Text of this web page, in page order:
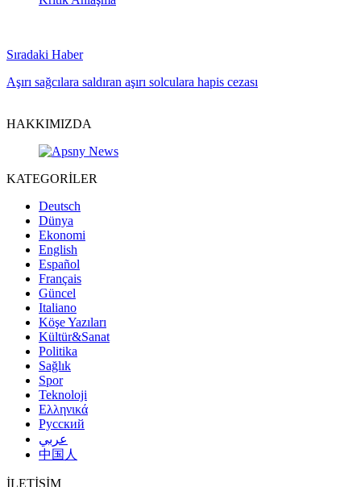
Sıradaki Haber
Aşırı sağcılara saldıran aşırı solculara hapis cezası
HAKKIMIZDA
KATEGORİLER
Deutsch
Dünya
Ekonomi
English
Español
Français
Güncel
Italiano
Köşe Yazıları
Kültür&Sanat
Politika
Sağlık
Spor
Teknoloji
Ελληνικά
Русский
عربي
中国人
İLETİŞİM